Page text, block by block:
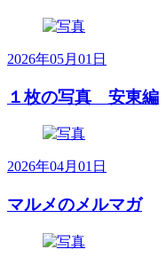
2026年05月01日
１枚の写真 安東編
2026年04月01日
マルメのメルマガ